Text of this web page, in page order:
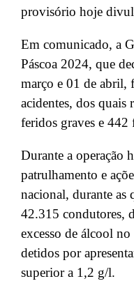
provisório hoje
Em comunicado, a
Páscoa 2024, que
março e 01 de abril,
acidentes, dos quais
feridos graves e 442
Durante a operação
patrulhamento e
nacional, durante as
42.315 condutores,
excesso de álcool
detidos por
superior a 1,2 g/l.